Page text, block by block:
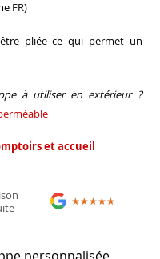
FR)
pliée ce qui permet un
à utiliser en extérieur ?
et accueil
★★★★★
★★★★★